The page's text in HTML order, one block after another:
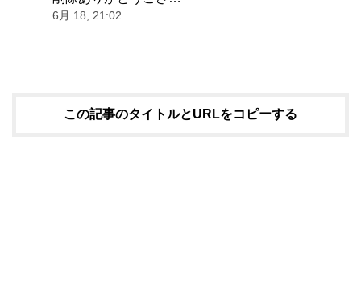
6月 18, 21:02
この記事のタイトルとURLをコピーする